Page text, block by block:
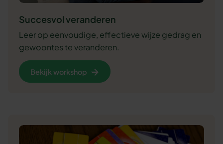
Succesvol veranderen
Leer op eenvoudige, effectieve wijze gedrag en
gewoontes te veranderen.
Bekijk workshop